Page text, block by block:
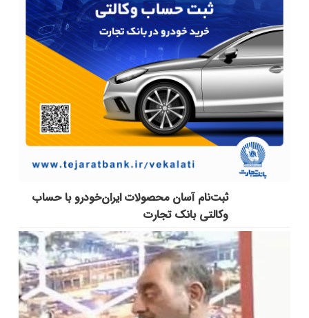
ثبت‌نام آسان محصولات ایران‌خودرو با حساب
وکالتی بانک تجارت